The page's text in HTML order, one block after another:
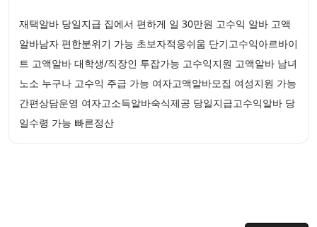
재택알바 당일지급 집에서 편하게 일 30만원 고수익 알바 고액
알바남자 편한분위기 가능 초보자적응쉬움 단기고수익아르바이
트 고액알바 대학생/직장인 투잡가능 고수익지원 고액알바 남녀
노소 누구나 고수익 주급 가능 여자고액알바모집 여성지원 가능
간편상담운영 여자고소득알바숙식제공 당일지급고수익알바 당
일수령 가능 빠른정산